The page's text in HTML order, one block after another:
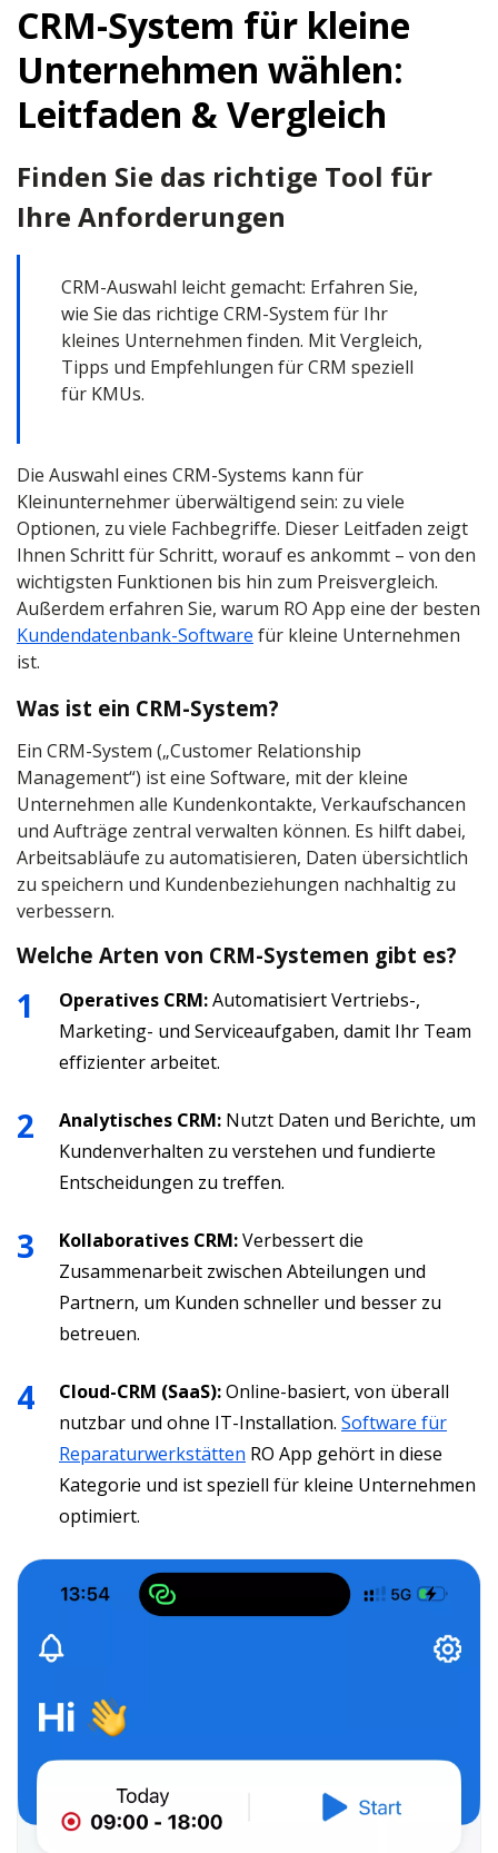
CRM-System für kleine
Unternehmen wählen:
Leitfaden & Vergleich
Finden Sie das richtige Tool für
Ihre Anforderungen
CRM-Auswahl leicht gemacht: Erfahren Sie,
wie Sie das richtige CRM-System für Ihr
kleines Unternehmen finden. Mit Vergleich,
Tipps und Empfehlungen für CRM speziell
für KMUs.
Die Auswahl eines CRM-Systems kann für
Kleinunternehmer überwältigend sein: zu viele
Optionen, zu viele Fachbegriffe. Dieser Leitfaden zeigt
Ihnen Schritt für Schritt, worauf es ankommt – von den
wichtigsten Funktionen bis hin zum Preisvergleich.
Außerdem erfahren Sie, warum RO App eine der besten
Kundendatenbank-Software für kleine Unternehmen
ist.
Was ist ein CRM-System?
Ein CRM-System („Customer Relationship
Management“) ist eine Software, mit der kleine
Unternehmen alle Kundenkontakte, Verkaufschancen
und Aufträge zentral verwalten können. Es hilft dabei,
Arbeitsabläufe zu automatisieren, Daten übersichtlich
zu speichern und Kundenbeziehungen nachhaltig zu
verbessern.
Welche Arten von CRM-Systemen gibt es?
Operatives CRM:Automatisiert Vertriebs-,
Marketing- und Serviceaufgaben, damit Ihr Team
effizienter arbeitet.
Analytisches CRM: Nutzt Daten und Berichte, um
Kundenverhalten zu verstehen und fundierte
Entscheidungen zu treffen.
Kollaboratives CRM:Verbessert die
Zusammenarbeit zwischen Abteilungen und
Partnern, um Kunden schneller und besser zu
betreuen.
Cloud-CRM (SaaS):Online-basiert, von überall
nutzbar und ohne IT-Installation. Software für
Reparaturwerkstätten RO App gehört in diese
Kategorie und ist speziell für kleine Unternehmen
optimiert.